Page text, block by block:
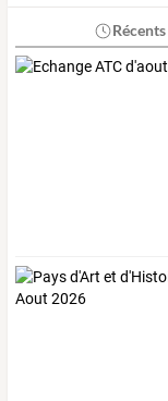
Récents